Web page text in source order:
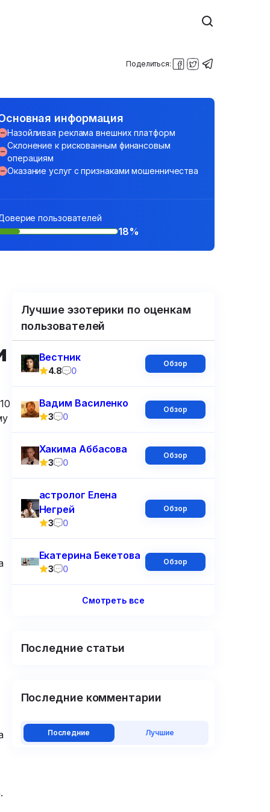
Поделиться:
информация
Назойливая реклама внешних платформ
Склонение к рискованным финансовым
операциям
Оказание услуг с признаками мошенничества
пользователей
18%
Лучшие эзотерики по оценкам
пользователей
Вестник
4.8 0
Обзор
Вадим Василенко
3 0
Обзор
Хакима Аббасова
3 0
Обзор
астролог Елена
Негрей
3 0
Обзор
Екатерина Бекетова
3 0
Обзор
Смотреть все
Последние статьи
Последние комментарии
Последние Лучшие